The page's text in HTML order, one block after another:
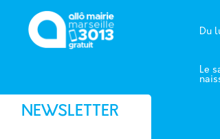
NEWSLETTER
Du
Le